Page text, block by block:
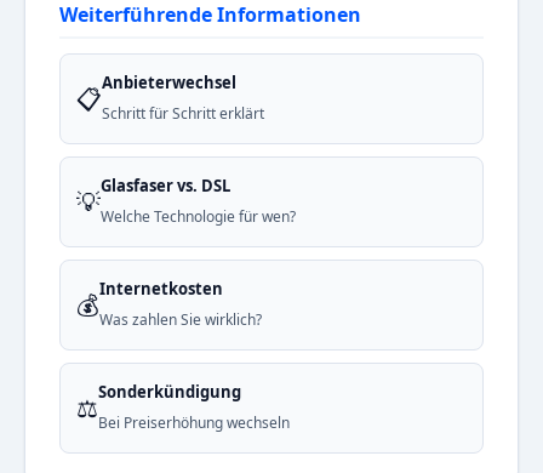
Weiterführende Informationen
📋Anbieterwechsel
Schritt für Schritt erklärt
💡Glasfaser vs. DSL
Welche Technologie für wen?
💰Internetkosten
Was zahlen Sie wirklich?
⚖️Sonderkündigung
Bei Preiserhöhung wechseln